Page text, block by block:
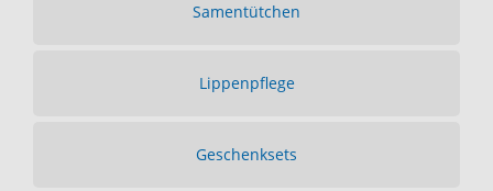
Samentütchen
Lippenpflege
Geschenksets